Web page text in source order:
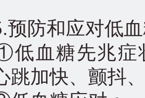
防和应对低血
糖先兆症状
跳加快、颤抖